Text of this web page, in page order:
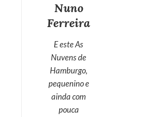
Nuno
Ferreira
E este As
Nuvens de
Hamburgo,
pequenino e
ainda com
pouca